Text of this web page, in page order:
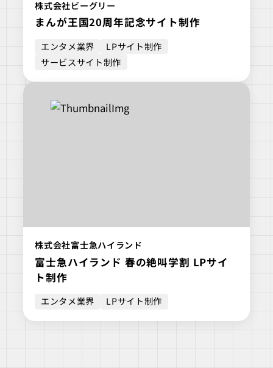
株式会社ビーグリー
まんが王国20周年記念サイト制作
エンタメ業界
LPサイト制作
サービスサイト制作
株式会社富士急ハイランド
富士急ハイランド 春の絶叫学割 LPサイ
ト制作
エンタメ業界 LPサイト制作